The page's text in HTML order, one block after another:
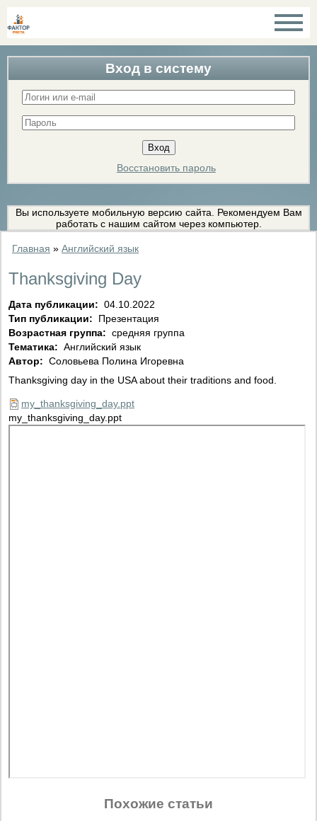
Вход в систему
Восстановить пароль
Вы используете мобильную версию сайта. Рекомендуем Вам
работать с нашим сайтом через компьютер.
Главная » Английский язык
Thanksgiving Day
Дата публикации: 04.10.2022
Тип публикации:
Презентация
Возрастная группа: средняя группа
Тематика: Английский язык
Автор: Соловьева Полина Игоревна
Thanksgiving day in the USA about their traditions and food.
my_thanksgiving_day.ppt
my_thanksgiving_day.ppt
Похожие статьи